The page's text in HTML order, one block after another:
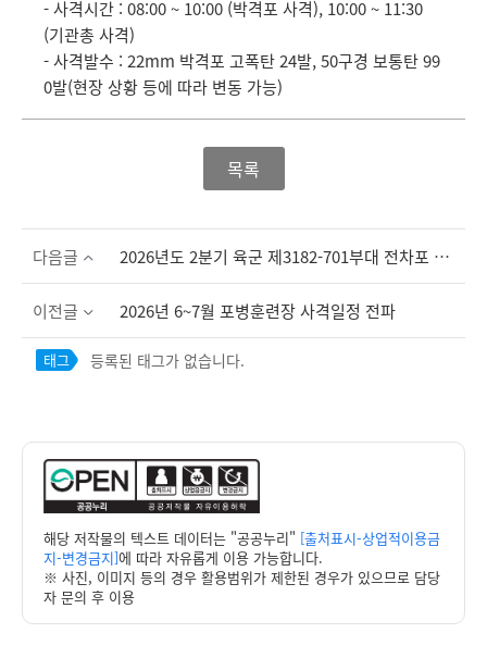
- 사격시간 : 08:00 ~ 10:00 (박격포 사격), 10:00 ~ 11:30
(기관총 사격)
- 사격발수 : 22mm 박격포 고폭탄 24발, 50구경 보통탄 99
0발(현장 상황 등에 따라 변동 가능)
목록
다음글 2026년도 2분기 육군 제3182-701부대 전차포 및 기관총 사격 일정 알림
이전글 2026년 6~7월 포병훈련장 사격일정 전파
태그 등록된 태그가 없습니다.
해당 저작물의 텍스트 데이터는 "공공누리" [출처표시-상업적이용금
지-변경금지]에 따라 자유롭게 이용 가능합니다.
※ 사진, 이미지 등의 경우 활용범위가 제한된 경우가 있으므로 담당
자 문의 후 이용